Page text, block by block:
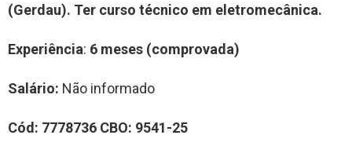
(Gerdau). Ter curso técnico em eletromecânica.
Experiência: 6 meses (comprovada)
Salário: Não informado
Cód: 7778736 CBO: 9541-25